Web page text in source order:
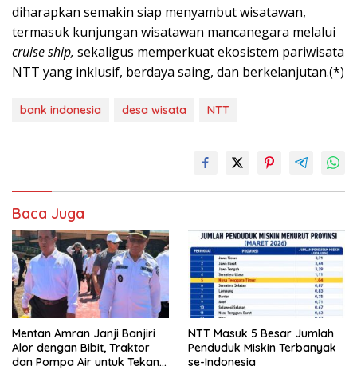
diharapkan semakin siap menyambut wisatawan,
termasuk kunjungan wisatawan mancanegara melalui
cruise ship, sekaligus memperkuat ekosistem pariwisata
NTT yang inklusif, berdaya saing, dan berkelanjutan.(*)
bank indonesia desa wisata NTT
Baca Juga
Mentan Amran Janji Banjiri
Alor dengan Bibit, Traktor
dan Pompa Air untuk Tekan
NTT Masuk 5 Besar Jumlah
Penduduk Miskin Terbanyak
se-Indonesia